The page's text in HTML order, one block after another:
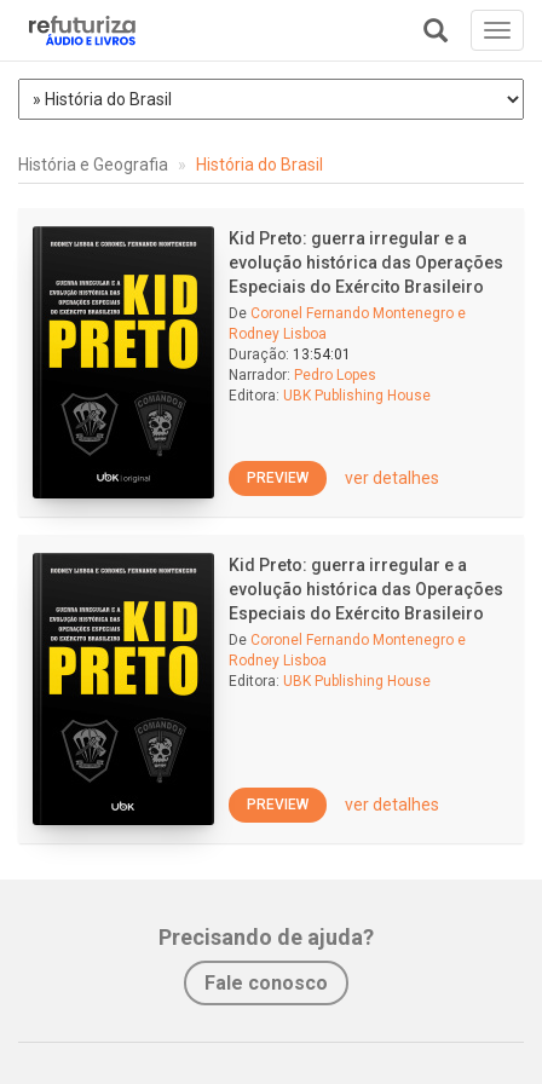
+
História e Geografia História do Brasil
Kid Preto: guerra irregular e a
evolução histórica das Operações
Especiais do Exército Brasileiro
De Coronel Fernando Montenegro e
Rodney Lisboa
Duração: 13:54:01
Narrador: Pedro Lopes
Editora: UBK Publishing House
PREVIEW ver detalhes
Kid Preto: guerra irregular e a
evolução histórica das Operações
Especiais do Exército Brasileiro
De Coronel Fernando Montenegro e
Rodney Lisboa
Editora: UBK Publishing House
PREVIEW ver detalhes
Precisando de ajuda?
Fale conosco